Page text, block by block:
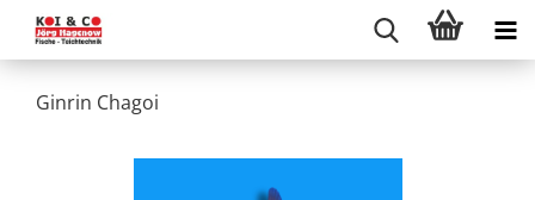
Ginrin Chagoi